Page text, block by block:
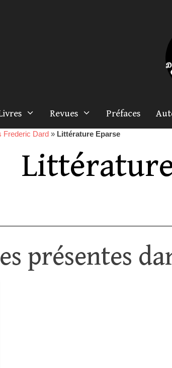
Revues Préfaces
Frederic Dard » Littérature Eparse
présentes